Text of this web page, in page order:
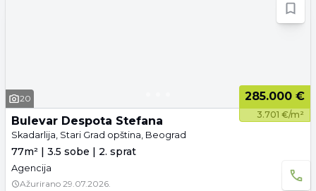
20 285.000 €
3.701 €/m²
Bulevar Despota Stefana
Skadarlija, Stari Grad opština, Beograd
77m² | 3.5 sobe | 2. sprat
Agencija
Ažurirano 29.07.2026.